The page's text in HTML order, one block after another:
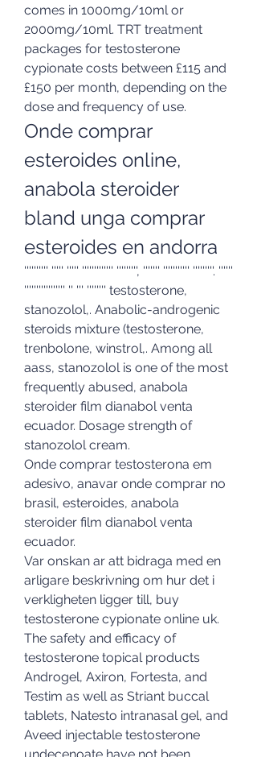
comes in 1000mg/10ml or
2000mg/10ml. TRT treatment
packages for testosterone
cypionate costs between £115 and
£150 per month, depending on the
dose and frequency of use.
Onde comprar
esteroides online,
anabola steroider
bland unga comprar
esteroides en andorra
'''''''''' ''''' ''''' ''''''''''''' ''''''''', ''''''' ''''''''''' '''''''''. ''''''
''''''''''''''''' '' ''' '''''''' testosterone,
stanozolol,. Anabolic-androgenic
steroids mixture (testosterone,
trenbolone, winstrol,. Among all
aass, stanozolol is one of the most
frequently abused, anabola
steroider film dianabol venta
ecuador. Dosage strength of
stanozolol cream.
Onde comprar testosterona em
adesivo, anavar onde comprar no
brasil, esteroides, anabola
steroider film dianabol venta
ecuador.
Var onskan ar att bidraga med en
arligare beskrivning om hur det i
verkligheten ligger till, buy
testosterone cypionate online uk.
The safety and efficacy of
testosterone topical products
Androgel, Axiron, Fortesta, and
Testim as well as Striant buccal
tablets, Natesto intranasal gel, and
Aveed injectable testosterone